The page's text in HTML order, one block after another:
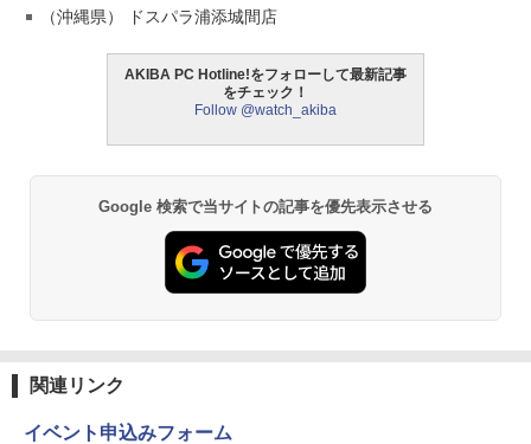
（沖縄県） ドスパラ浦添城間店
AKIBA PC Hotline!をフォローして最新記事
をチェック！
Follow @watch_akiba
Google 検索で当サイトの記事を優先表示させる
関連リンク
イベント申込みフォーム